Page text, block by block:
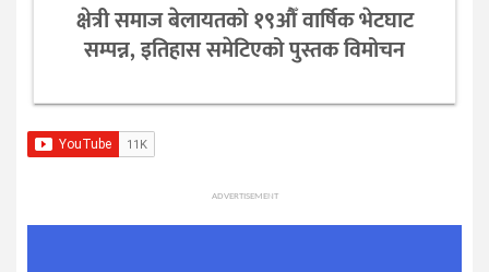
क्षेत्री समाज बेलायतको १९औँ वार्षिक भेटघाट
सम्पन्न, इतिहास समेटिएको पुस्तक विमोचन
ADVERTISEMENT